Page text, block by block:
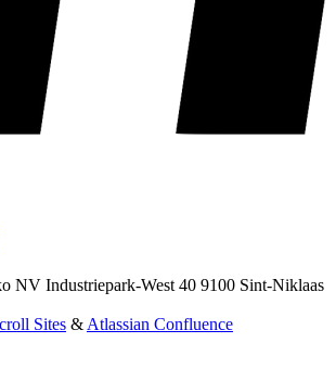
NV Industriepark-West 40 9100 Sint-Niklaas
Sites & Atlassian Confluence